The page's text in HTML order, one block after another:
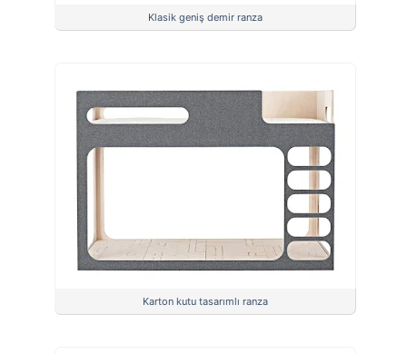
Klasik geniş demir ranza
Karton kutu tasarımlı ranza